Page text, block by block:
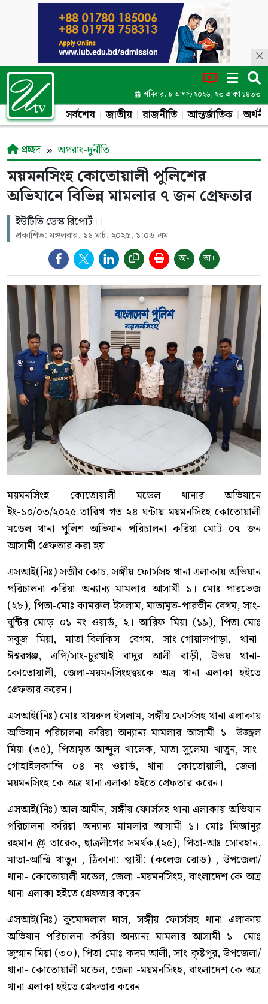
শনিবার, ৮ আগস্ট ২০২৬, ২৩ শ্রাবণ ১৪৩৩
সর্বশেষ জাতীয় রাজনীতি আন্তর্জাতিক
প্রচ্ছদ অপরাধ-দুর্নীতি
ময়মনসিংহ কোতোয়ালী পুলিশের
অভিযানে বিভিন্ন মামলার ৭ জন গ্রেফতার
ইউটিভি ডেস্ক রিপোর্ট।।
প্রকাশিত: মঙ্গলবার, ১১ মার্চ, ২০২৫, ১:০৬ এম
অ- অ+
ময়মনসিংহ কোতোয়ালী মডেল থানার অভিযানে
ইং-১০/০৩/২০২৫ তারিখ গত ২৪ ঘন্টায় ময়মনসিংহ কোতোয়ালী
মডেল থানা পুলিশ অভিযান পরিচালনা করিয়া মোট ০৭ জন
আসামী গ্রেফতার করা হয়।
এসআই(নিঃ) সজীব কোচ, সঙ্গীয় ফোর্সসহ থানা এলাকায় অভিযান
পরিচালনা করিয়া অন্যান্য মামলার আসামী ১। মোঃ পারভেজ
(২৮), পিতা-মোঃ কামরুল ইসলাম, মাতামৃত-পারভীন বেগম, সাং-
ঘুন্টির মোড় ০১ নং ওয়ার্ড, ২। আরিফ মিয়া (১৯), পিতা-মোঃ
সবুজ মিয়া, মাতা-বিলকিস বেগম, সাং-গোয়ালপাড়া, থানা-
ঈশ্বরগঞ্জ, এপি/সাং-চুরখাই বাদুর আলী বাড়ী, উভয় থানা-
কোতোয়ালী, জেলা-ময়মনসিংহদ্বয়কে অত্র থানা এলাকা হইতে
গ্রেফতার করেন।
এসআই(নিঃ) মোঃ খায়রুল ইসলাম, সঙ্গীয় ফোর্সসহ থানা এলাকায়
অভিযান পরিচালনা করিয়া অন্যান্য মামলার আসামী ১। উজ্জল
মিয়া (৩৫), পিতামৃত-আব্দুল খালেক, মাতা-সুলেমা খাতুন, সাং-
গোহাইলকান্দি ০৪ নং ওয়ার্ড, থানা- কোতোয়ালী, জেলা-
ময়মনসিংহ কে অত্র থানা এলাকা হইতে গ্রেফতার করেন।
এসআই(নিঃ) আল আমীন, সঙ্গীয় ফোর্সসহ থানা এলাকায় অভিযান
পরিচালনা করিয়া অন্যান্য মামলার আসামী ১। মোঃ মিজানুর
রহমান @ তারেক, ছাত্রলীগের সমর্থক,(২৫), পিতা-আঃ সোবহান,
মাতা-আম্মি খাতুন , ঠিকানা: স্থায়ী: (কলেজ রোড) , উপজেলা/
থানা- কোতোয়ালী মডেল, জেলা -ময়মনসিংহ, বাংলাদেশ কে অত্র
থানা এলাকা হইতে গ্রেফতার করেন।
এসআই(নিঃ) কুমোদলাল দাস, সঙ্গীয় ফোর্সসহ থানা এলাকায়
অভিযান পরিচালনা করিয়া অন্যান্য মামলার আসামী ১। মোঃ
জুম্মান মিয়া (৩০), পিতা-মোঃ কদম আলী, সাং-কৃষ্টপুর, উপজেলা/
থানা- কোতোয়ালী মডেল, জেলা -ময়মনসিংহ, বাংলাদেশ কে অত্র
থানা এলাকা হইতে গ্রেফতার করেন।